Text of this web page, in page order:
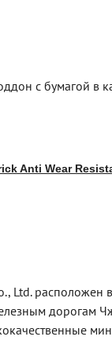
с бумагой в
Ltd.
дорогам